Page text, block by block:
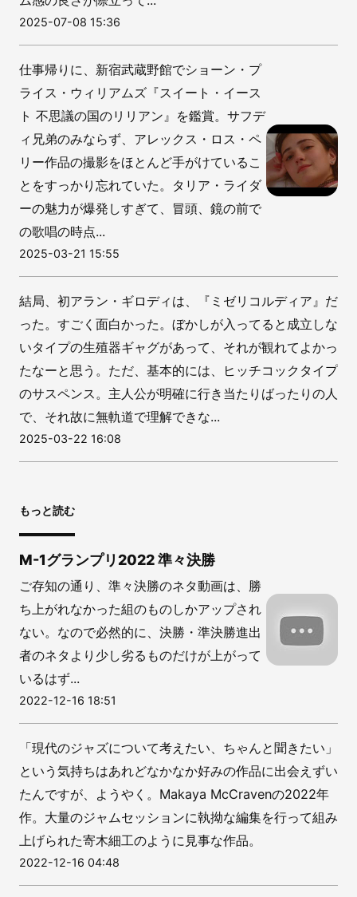
2025-07-08 15:36
仕事帰りに、新宿武蔵野館でショーン・プ
ライス・ウィリアムズ『スイート・イース
ト 不思議の国のリリアン』を鑑賞。サフデ
ィ兄弟のみならず、アレックス・ロス・ペ
リー作品の撮影をほとんど手がけているこ
とをすっかり忘れていた。タリア・ライダ
ーの魅力が爆発しすぎて、冒頭、鏡の前で
の歌唱の時点...
2025-03-21 15:55
結局、初アラン・ギロディは、『ミゼリコルディア』だ
った。すごく面白かった。ぼかしが入ってると成立しな
いタイプの生殖器ギャグがあって、それが観れてよかっ
たなーと思う。ただ、基本的には、ヒッチコックタイプ
のサスペンス。主人公が明確に行き当たりばったりの人
で、それ故に無軌道で理解できな...
2025-03-22 16:08
もっと読む
M-1グランプリ2022 準々決勝
ご存知の通り、準々決勝のネタ動画は、勝
ち上がれなかった組のものしかアップされ
ない。なので必然的に、決勝・準決勝進出
者のネタより少し劣るものだけが上がって
いるはず...
2022-12-16 18:51
「現代のジャズについて考えたい、ちゃんと聞きたい」
という気持ちはあれどなかなか好みの作品に出会えずい
たんですが、ようやく。Makaya McCravenの2022年
作。大量のジャムセッションに執拗な編集を行って組み
上げられた寄木細工のように見事な作品。
2022-12-16 04:48